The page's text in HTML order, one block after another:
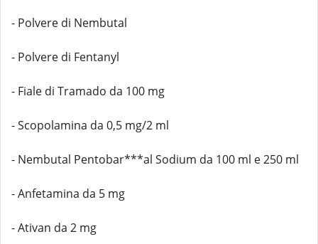
- Polvere di Nembutal
- Polvere di Fentanyl
- Fiale di Tramado da 100 mg
- Scopolamina da 0,5 mg/2 ml
- Nembutal Pentobar***al Sodium da 100 ml e 250 ml
- Anfetamina da 5 mg
- Ativan da 2 mg